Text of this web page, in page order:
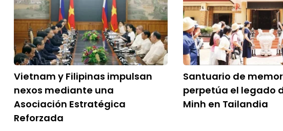
Vietnam y Filipinas impulsan
nexos mediante una
Asociación Estratégica
Reforzada
Santuario de
perpetúa el legado
Minh en Tailandia